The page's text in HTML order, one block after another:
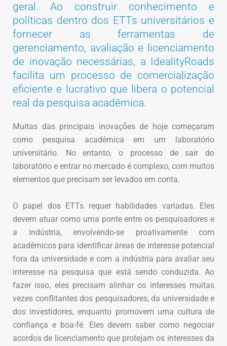
geral. Ao construir conhecimento e
políticas dentro dos ETTs universitários e
fornecer as ferramentas de
gerenciamento, avaliação e licenciamento
de inovação necessárias, a IdealityRoads
facilita um processo de comercialização
eficiente e lucrativo que libera o potencial
real da pesquisa acadêmica.
Muitas das principais inovações de hoje começaram
como pesquisa acadêmica em um laboratório
universitário. No entanto, o processo de sair do
laboratório e entrar no mercado é complexo, com muitos
elementos que precisam ser levados em conta.
O papel dos ETTs requer habilidades variadas. Eles
devem atuar como uma ponte entre os pesquisadores e
a indústria, envolvendo-se proativamente com
acadêmicos para identificar áreas de interesse potencial
fora da universidade e com a indústria para avaliar seu
interesse na pesquisa que está sendo conduzida. Ao
fazer isso, eles precisam alinhar os interesses muitas
vezes conflitantes dos pesquisadores, da universidade e
dos investidores, enquanto promovem uma cultura de
confiança e boa-fé. Eles devem saber como negociar
acordos de licenciamento que protejam os interesses da